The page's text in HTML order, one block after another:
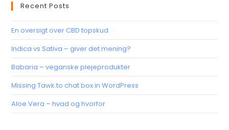
Recent Posts
En oversigt over CBD topskud
Indica vs Sativa – giver det mening?
Babaria – veganske plejeprodukter
Missing Tawk.to chat box in WordPress
Aloe Vera – hvad og hvorfor